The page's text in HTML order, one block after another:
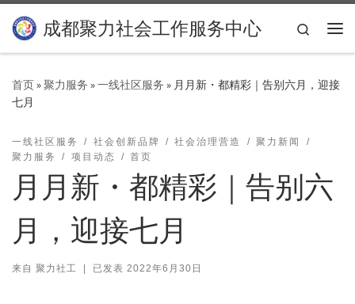
Skip to content
成都聚力社会工作服务中心
Search
首页»聚力服务 »一线社区服务 » 月月新・都精彩｜告别六月，迎接
七月
一线社区服务 社会创新品牌 社会治理营造
聚力新闻
聚力服务
项目动态 首页
月月新・都精彩｜告别六
月，迎接七月
来自 聚力社工 已发表 2022年6月30日